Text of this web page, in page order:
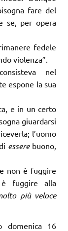
fare del
se, per opera
fedele
violenza”.
nel
espone la sua
e in un certo
giuardarsi
l’uomo
esserebuono,
non è fuggire
fuggire alla
più veloce
domenica 16